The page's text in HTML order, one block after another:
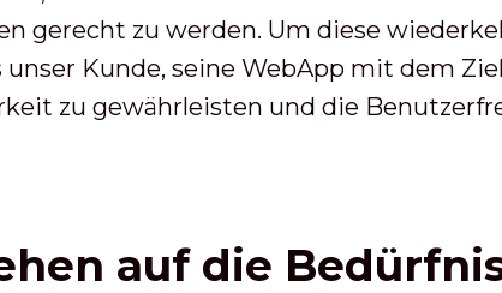
gerecht zu werden. Um diese
unser Kunde, seine WebApp mit dem
zu gewährleisten und die
auf die